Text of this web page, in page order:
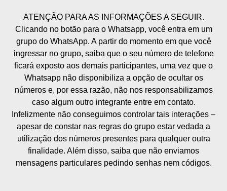
ATENÇÃO PARA AS INFORMAÇÕES A SEGUIR.
Clicando no botão para o Whatsapp, você entra em um
grupo do WhatsApp. A partir do momento em que você
ingressar no grupo, saiba que o seu número de telefone
ficará exposto aos demais participantes, uma vez que o
Whatsapp não disponibiliza a opção de ocultar os
números e, por essa razão, não nos responsabilizamos
caso algum outro integrante entre em contato.
Infelizmente não conseguimos controlar tais interações –
apesar de constar nas regras do grupo estar vedada a
utilização dos números presentes para qualquer outra
finalidade. Além disso, saiba que não enviamos
mensagens particulares pedindo senhas nem códigos.